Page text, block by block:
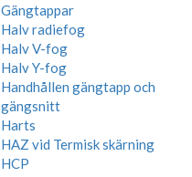
Gängtappar
Halv radiefog
Halv V-fog
Halv Y-fog
Handhållen gängtapp och
gängsnitt
Harts
HAZ vid Termisk skärning
HCP